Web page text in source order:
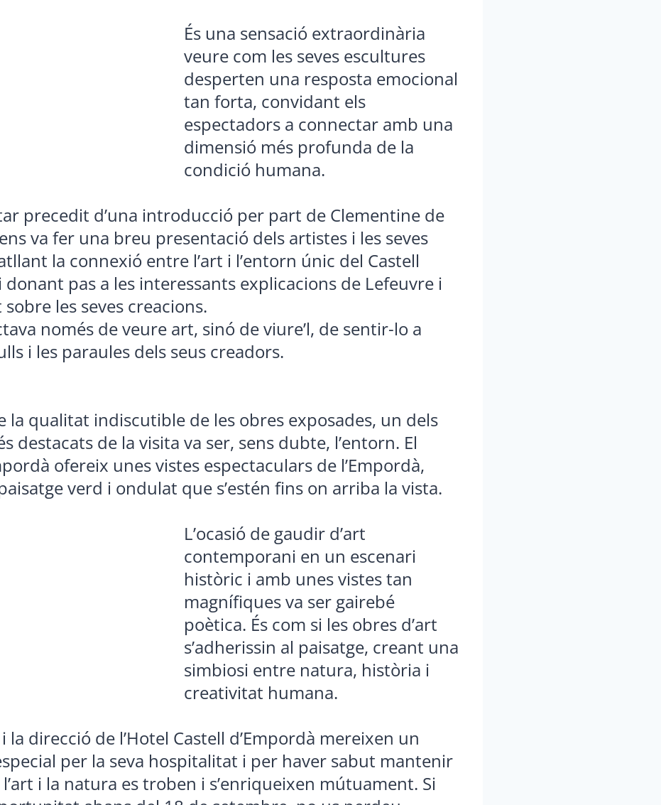
És una sensació extraordinària
veure com les seves escultures
desperten una resposta emocional
tan forta, convidant els
espectadors a connectar amb una
dimensió més profunda de la
condició humana.
precedit d’una introducció per part de Clementine de
va fer una breu presentació dels artistes i les seves
la connexió entre l’art i l’entorn únic del Castell
donant pas a les interessants explicacions de Lefeuvre i
les seves creacions.
només de veure art, sinó de viure’l, de sentir-lo a
i les paraules dels seus creadors.
la qualitat indiscutible de les obres exposades, un dels
destacats de la visita va ser, sens dubte, l’entorn. El
ofereix unes vistes espectaculars de l’Empordà,
verd i ondulat que s’estén fins on arriba la vista.
L’ocasió de gaudir d’art
contemporani en un escenari
històric i amb unes vistes tan
magnífiques va ser gairebé
poètica. És com si les obres d’art
s’adherissin al paisatge, creant una
simbiosi entre natura, història i
creativitat humana.
la direcció de l’Hotel Castell d’Empordà mereixen un
per la seva hospitalitat i per haver sabut mantenir
i la natura es troben i s’enriqueixen mútuament. Si